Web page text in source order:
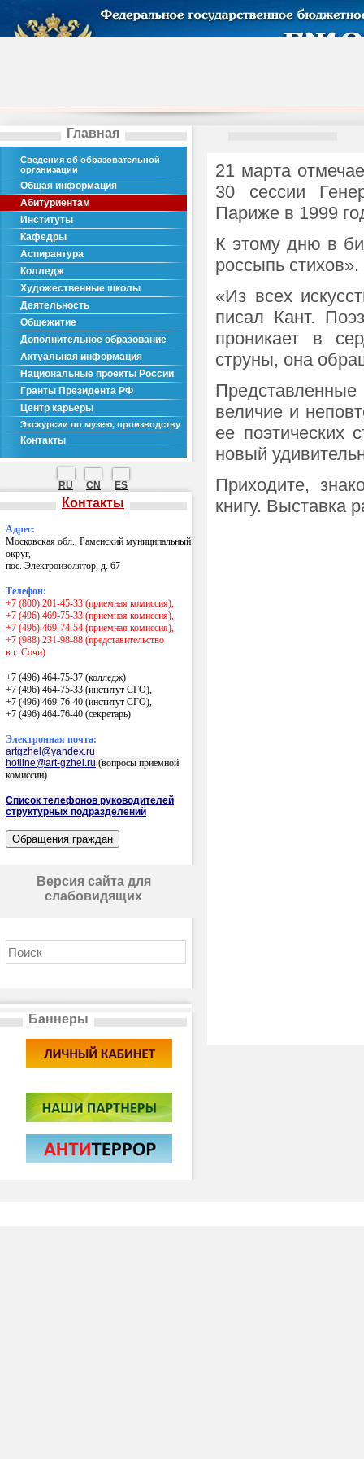
Главная
Сведения об образовательной
организации
Общая информация
Абитуриентам
Институты
Кафедры
Аспирантура
Колледж
Художественные школы
Деятельность
Общежитие
Дополнительное образование
Актуальная информация
Национальные проекты России
Гранты Президента РФ
Центр карьеры
Экскурсии по музею, производству
Контакты
RU CN ES
Контакты
Адрес:
Московская обл., Раменский муниципальный
округ,
пос. Электроизолятор, д. 67
Телефон:
+7 (800) 201-45-33 (приемная комиссия),
+7 (496) 469-75-33 (приемная комиссия),
+7 (496) 469-74-54 (приемная комиссия),
+7 (988) 231-98-88 (представительство
в г. Сочи)
+7 (496) 464-75-37 (колледж)
+7 (496) 464-75-33 (институт СГО),
+7 (496) 469-76-40 (институт СГО),
+7 (496) 464-76-40 (секретарь)
Электронная почта:
artgzhel@yandex.ru
hotline@art-gzhel.ru (вопросы приемной
комиссии)
Список телефонов руководителей
структурных подразделений
Версия сайта для
слабовидящих
Баннеры
21 марта
30 сессии
Париже в 1999
К этому дню в
россыпь стихов».
«Из всех
писал Кант.
проникает в
струны, она
величие и
ее поэтических
новый
Приходите,
книгу. Выставка